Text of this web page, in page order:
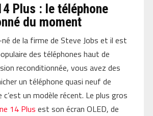
Plus : le téléphone
du moment
né de la firme de Steve Jobs et il est
des téléphones haut de
reconditionnée, vous avez des
un téléphone quasi neuf de
c’est un modèle récent. Le plus gros
14 Plus est son écran OLED, de